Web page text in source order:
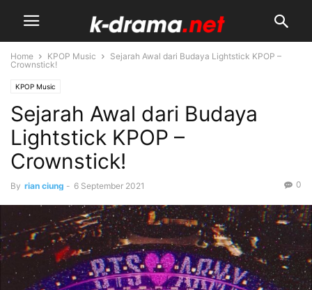
Home KPOP Music
Sejarah Awal dari Budaya Lightstick KPOP –
Crownstick!
KPOP Music
Sejarah Awal dari Budaya
Lightstick KPOP –
Crownstick!
By rian ciung - 6 September 2021 0